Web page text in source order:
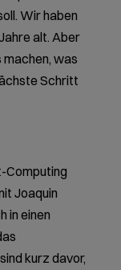
Wir haben
alt. Aber
machen, was
Schritt
Computing
Joaquin
in einen
kurz davor,